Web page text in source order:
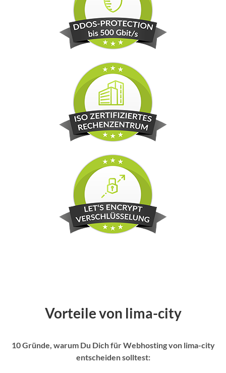
Vorteile von lima-city
10 Gründe, warum Du Dich für Webhosting von lima-city
entscheiden solltest: